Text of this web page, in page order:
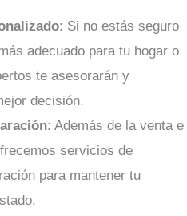
: Si no estás seguro
adecuado para tu hogar o
te asesorarán y
decisión.
: Además de la venta e
servicios de
para mantener tu